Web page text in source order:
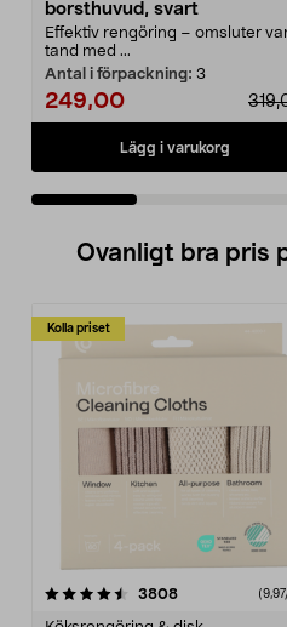
borsthuvud, svart
Effektiv rengöring – omsluter
tand med ...
Antal i förpackning: 3
249,00
Lägg i varukorg
Ovanligt bra pris
Kolla priset
3808recensioner
4.0av 5 stjärnor